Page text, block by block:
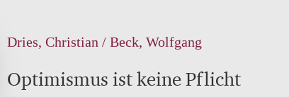
Dries, Christian / Beck, Wolfgang
Optimismus ist keine Pflicht